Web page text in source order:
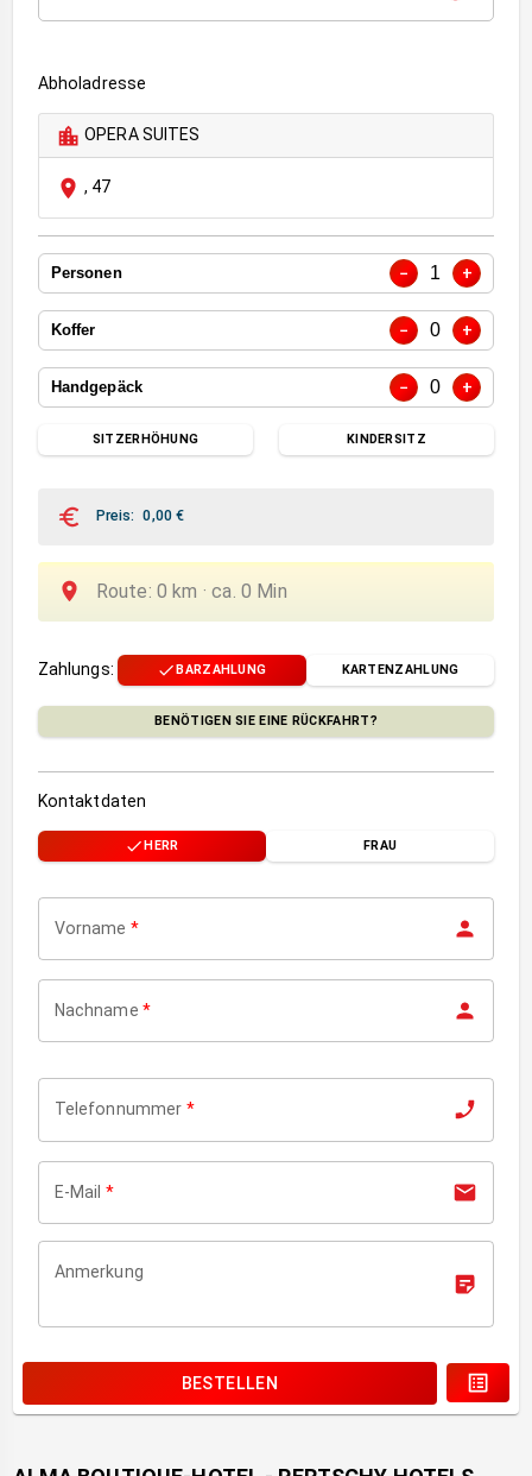
Abholadresse
OPERA SUITES
, 47
Personen − 1 +
Koffer − 0 +
Handgepäck − 0 +
SITZERHÖHUNG KINDERSITZ
Preis: 0,00€
Route: 0 km ·ca. 0 Min
Zahlungs: BARZAHLUNG KARTENZAHLUNG
BENÖTIGEN SIE EINE RÜCKFAHRT?
Kontaktdaten
HERR FRAU
Vorname *
Nachname *
Telefonnummer *
E-Mail *
Anmerkung
BESTELLEN